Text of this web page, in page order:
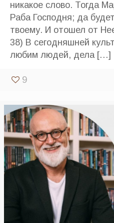
никакое слово. Тогда
Раба Господня; да
твоему. И отошел от
38) В сегодняшней
любим людей, дела […]
9